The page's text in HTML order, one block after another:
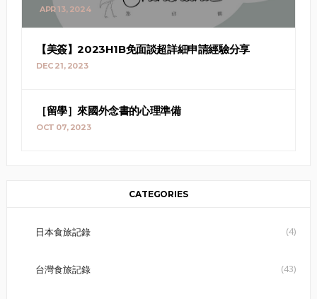
APR 13, 2024
【美簽】2023H1B免面談超詳細申請經驗分享
DEC 21, 2023
［留學］來國外念書的心理準備
OCT 07, 2023
CATEGORIES
日本食旅記錄 (4)
台灣食旅記錄 (43)